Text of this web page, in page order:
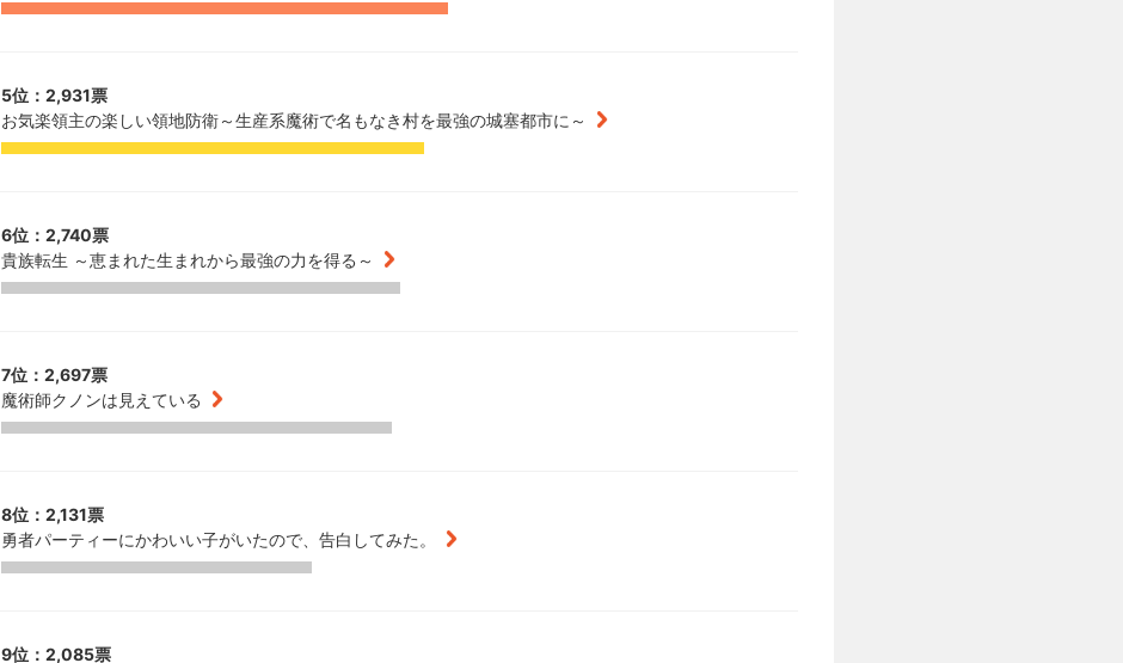
5位：2,931票
お気楽領主の楽しい領地防衛～生産系魔術で名もなき村を最強の城塞都市に～
6位：2,740票
貴族転生 ～恵まれた生まれから最強の力を得る～
7位：2,697票
魔術師クノンは見えている
8位：2,131票
勇者パーティーにかわいい子がいたので、告白してみた。
9位：2,085票